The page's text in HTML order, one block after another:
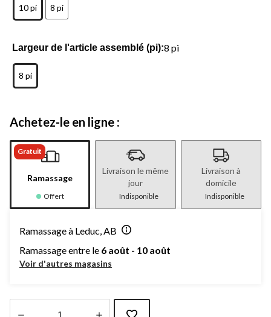
10 pi 8 pi
Largeur de l'article assemblé (pi):8 pi
8 pi
Achetez-le en ligne :
Gratuit
Ramassage
Offert
Livraison le même
jour
Indisponible
Livraison à
domicile
Indisponible
Ramassage à Leduc, AB
Ramassage entre le 6 août - 10 août
Voir d'autres magasins